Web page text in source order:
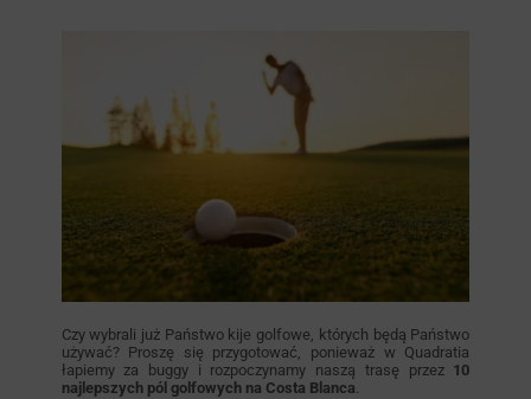
Czy wybrali już Państwo kije golfowe, których będą Państwo
używać? Proszę się przygotować, ponieważ w Quadratia
łapiemy za buggy i rozpoczynamy naszą trasę przez 10
najlepszych pól golfowych na Costa Blanca.